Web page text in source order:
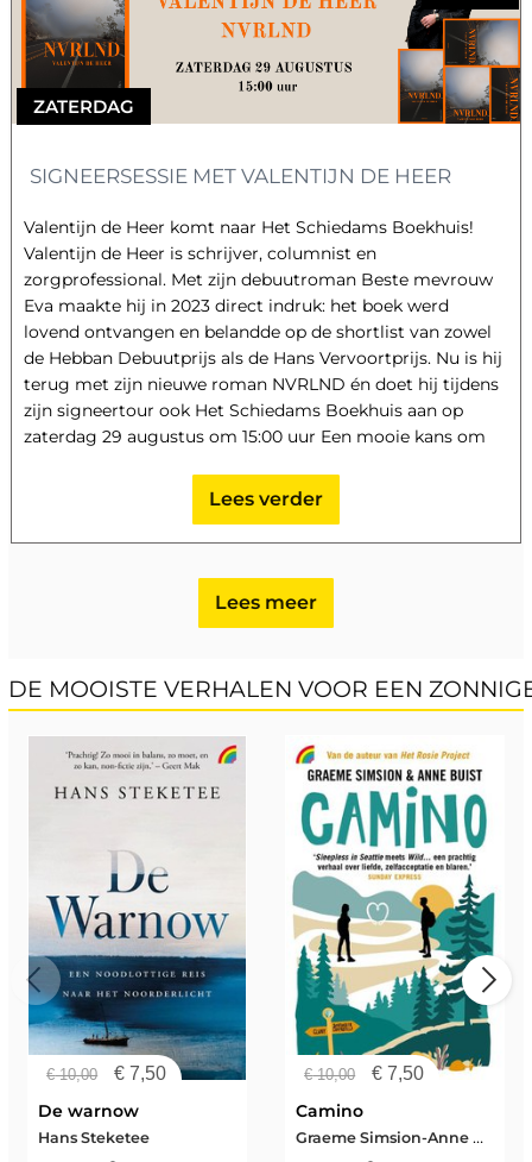
ZATERDAG
SIGNEERSESSIE MET VALENTIJN DE HEER
Valentijn de Heer komt naar Het Schiedams Boekhuis!
Valentijn de Heer is schrijver, columnist en
zorgprofessional. Met zijn debuutroman Beste mevrouw
Eva maakte hij in 2023 direct indruk: het boek werd
lovend ontvangen en belandde op de shortlist van zowel
de Hebban Debuutprijs als de Hans Vervoortprijs. Nu is hij
terug met zijn nieuwe roman NVRLND én doet hij tijdens
zijn signeertour ook Het Schiedams Boekhuis aan op
zaterdag 29 augustus om 15:00 uur Een mooie kans om
kennis te maken met zijn nieuwste boek. Toegang gratis!
Lees verder
Lees meer
DE MOOISTE VERHALEN VOOR EEN
€10,00 € 7,50
De warnow
Hans Steketee
€10,00 € 7,50
Camino
Graeme Simsion-Anne Buist